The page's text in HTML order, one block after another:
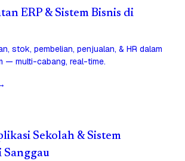
ERP & Sistem Bisnis di
stok, pembelian, penjualan, & HR dalam
— multi-cabang, real-time.
Sekolah & Sistem